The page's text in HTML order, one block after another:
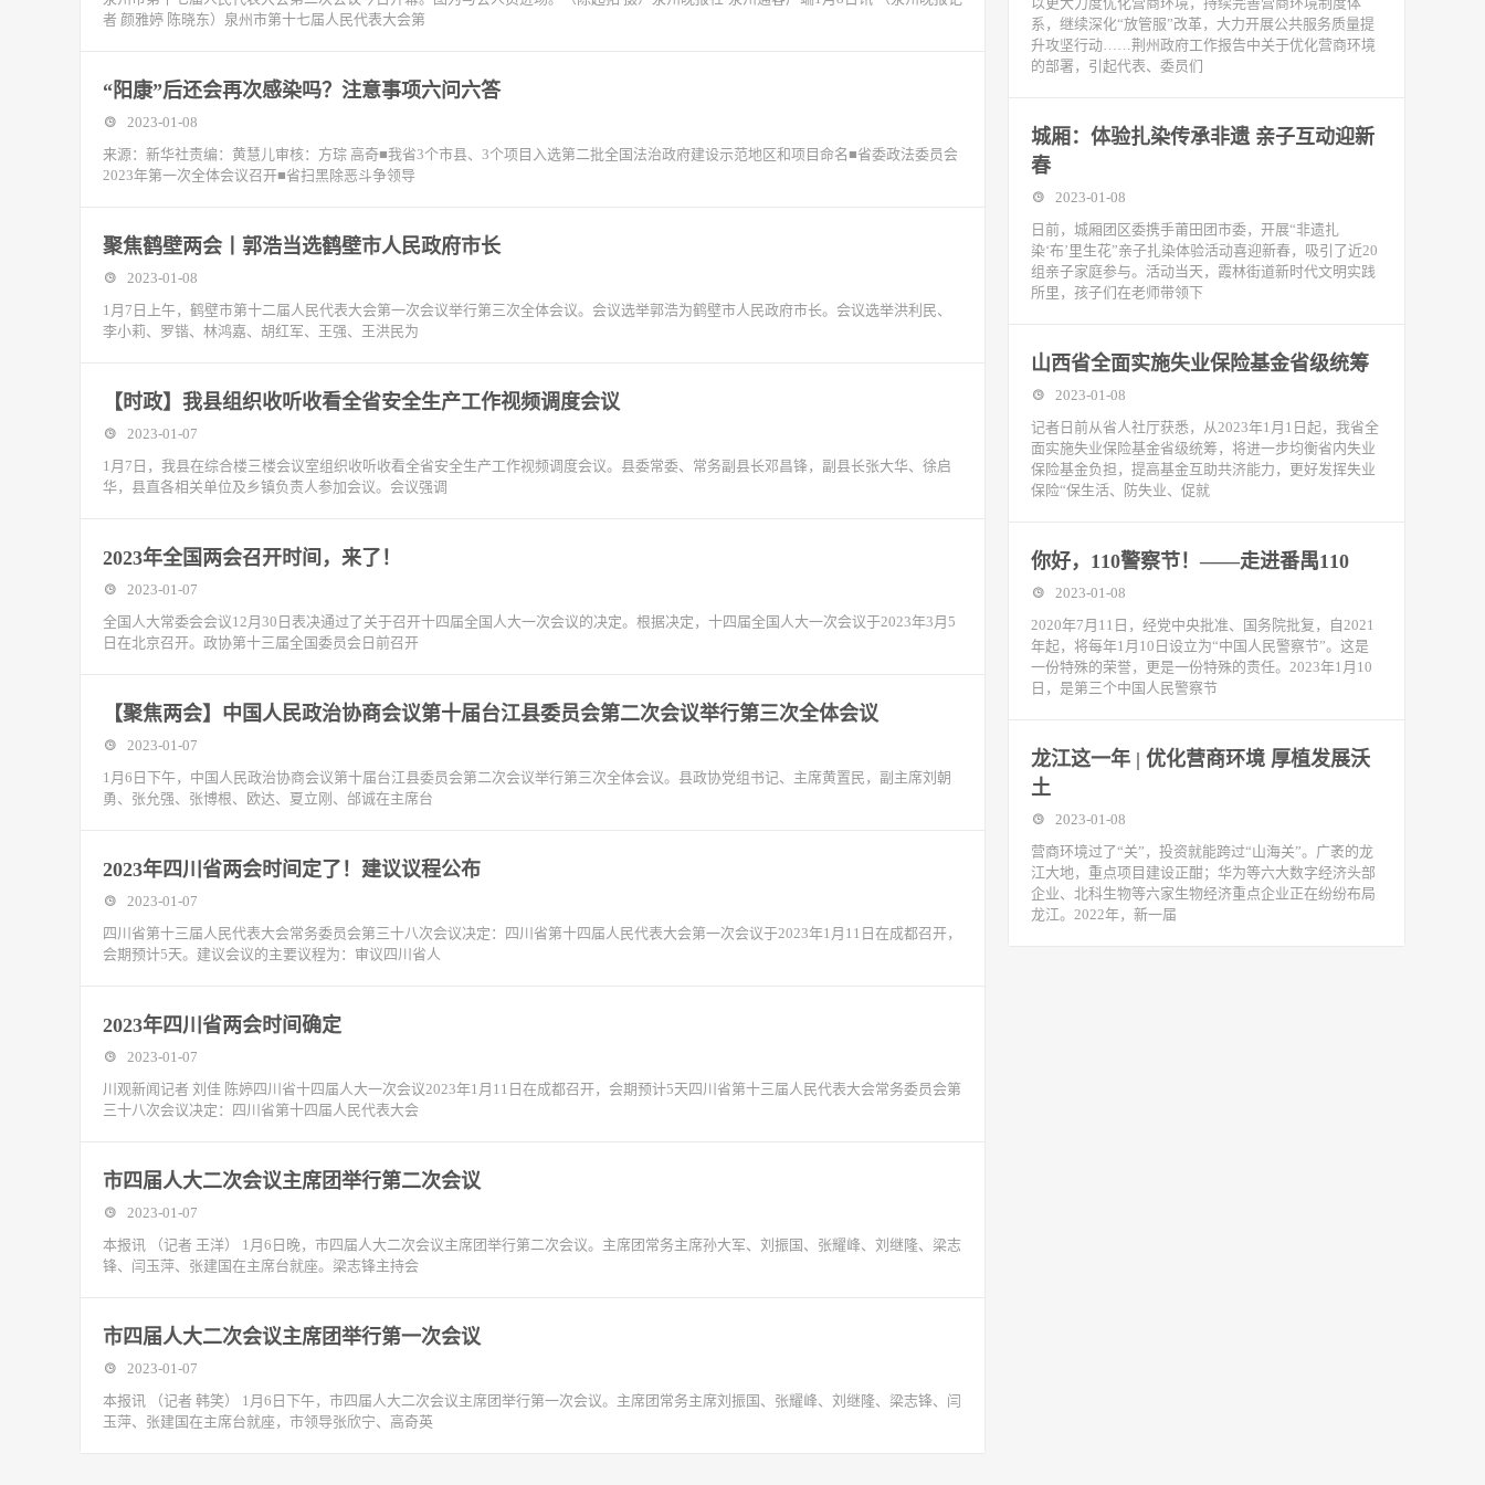
者 颜雅婷 陈晓东）泉州市第十七届人民代表大会第
“阳康”后还会再次感染吗？注意事项六问六答
2023-01-08
来源：新华社责编：黄慧儿审核：方琮 高奇■我省3个市县、3个项目入选第二批全国法治政府建设示范地区和项目命名■省委政法委员会
2023年第一次全体会议召开■省扫黑除恶斗争领导
聚焦鹤壁两会丨郭浩当选鹤壁市人民政府市长
2023-01-08
1月7日上午，鹤壁市第十二届人民代表大会第一次会议举行第三次全体会议。会议选举郭浩为鹤壁市人民政府市长。会议选举洪利民、
李小莉、罗锴、林鸿嘉、胡红军、王强、王洪民为
【时政】我县组织收听收看全省安全生产工作视频调度会议
2023-01-07
1月7日，我县在综合楼三楼会议室组织收听收看全省安全生产工作视频调度会议。县委常委、常务副县长邓昌锋，副县长张大华、徐启
华，县直各相关单位及乡镇负责人参加会议。会议强调
2023年全国两会召开时间，来了！
2023-01-07
全国人大常委会会议12月30日表决通过了关于召开十四届全国人大一次会议的决定。根据决定，十四届全国人大一次会议于2023年3月5
日在北京召开。政协第十三届全国委员会日前召开
【聚焦两会】中国人民政治协商会议第十届台江县委员会第二次会议举行第三次全体会议
2023-01-07
1月6日下午，中国人民政治协商会议第十届台江县委员会第二次会议举行第三次全体会议。县政协党组书记、主席黄置民，副主席刘朝
勇、张允强、张博根、欧达、夏立刚、邰诚在主席台
2023年四川省两会时间定了！建议议程公布
2023-01-07
四川省第十三届人民代表大会常务委员会第三十八次会议决定：四川省第十四届人民代表大会第一次会议于2023年1月11日在成都召开，
会期预计5天。建议会议的主要议程为：审议四川省人
2023年四川省两会时间确定
2023-01-07
川观新闻记者 刘佳 陈婷四川省十四届人大一次会议2023年1月11日在成都召开，会期预计5天四川省第十三届人民代表大会常务委员会第
三十八次会议决定：四川省第十四届人民代表大会
市四届人大二次会议主席团举行第二次会议
2023-01-07
本报讯 （记者 王洋） 1月6日晚，市四届人大二次会议主席团举行第二次会议。主席团常务主席孙大军、刘振国、张耀峰、刘继隆、梁志
锋、闫玉萍、张建国在主席台就座。梁志锋主持会
市四届人大二次会议主席团举行第一次会议
2023-01-07
本报讯 （记者 韩笑） 1月6日下午，市四届人大二次会议主席团举行第一次会议。主席团常务主席刘振国、张耀峰、刘继隆、梁志锋、闫
玉萍、张建国在主席台就座，市领导张欣宁、高奇英
系，继续深化“放管服”改革，大力开展公共服务质量提
升攻坚行动……荆州政府工作报告中关于优化营商环境
的部署，引起代表、委员们
城厢：体验扎染传承非遗 亲子互动迎新
春
2023-01-08
日前，城厢团区委携手莆田团市委，开展“非遗扎
染‘布’里生花”亲子扎染体验活动喜迎新春，吸引了近20
组亲子家庭参与。活动当天，霞林街道新时代文明实践
所里，孩子们在老师带领下
山西省全面实施失业保险基金省级统筹
2023-01-08
记者日前从省人社厅获悉，从2023年1月1日起，我省全
面实施失业保险基金省级统筹，将进一步均衡省内失业
保险基金负担，提高基金互助共济能力，更好发挥失业
保险“保生活、防失业、促就
你好，110警察节！——走进番禺110
2023-01-08
2020年7月11日，经党中央批准、国务院批复，自2021
年起，将每年1月10日设立为“中国人民警察节”。这是
一份特殊的荣誉，更是一份特殊的责任。2023年1月10
日，是第三个中国人民警察节
龙江这一年 | 优化营商环境 厚植发展沃
土
2023-01-08
营商环境过了“关”，投资就能跨过“山海关”。广袤的龙
江大地，重点项目建设正酣；华为等六大数字经济头部
企业、北科生物等六家生物经济重点企业正在纷纷布局
龙江。2022年，新一届